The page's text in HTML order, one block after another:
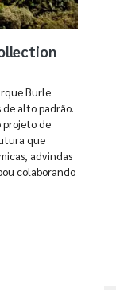
Burle
de alto padrão.
projeto de
que
advindas
colaborando